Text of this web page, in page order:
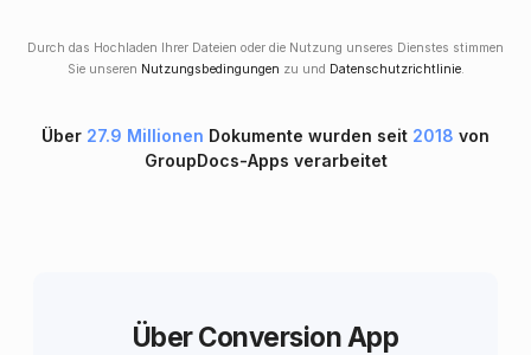
Durch das Hochladen Ihrer Dateien oder die Nutzung unseres Dienstes stimmen
Sie unseren Nutzungsbedingungen zu und Datenschutzrichtlinie.
Über 27.9 Millionen Dokumente wurden seit 2018 von
GroupDocs-Apps verarbeitet
Über Conversion App